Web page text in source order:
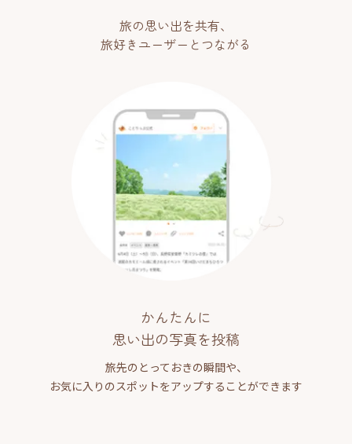
旅の思い出を共有、
旅好きユーザーとつながる
かんたんに
思い出の写真を投稿
旅先のとっておきの瞬間や、
お気に入りのスポットをアップすることができます